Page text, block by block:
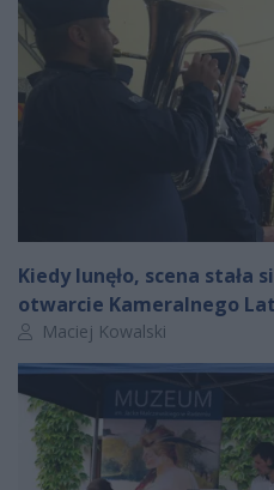
Kiedy lunęło, scena
otwarcie Kameralnego
Autor artykułu:
Maciej Kowalski